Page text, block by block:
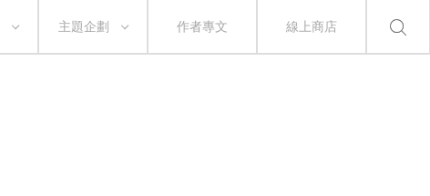
主題企劃 作者專文 線上商店